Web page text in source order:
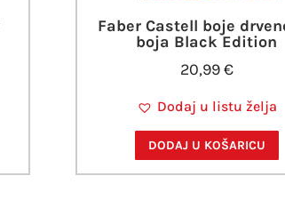
Faber Castell boje
boja Black Edition
20,99€
Dodaj u listu želja
DODAJ U KOŠARICU